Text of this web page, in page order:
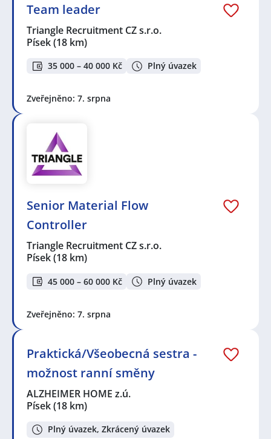
Team leader
Triangle Recruitment CZ s.r.o.
Písek(18 km)
35 000 – 40 000 Kč Plný úvazek
Zveřejněno: 7. srpna
Senior Material Flow
Controller
Triangle Recruitment CZ s.r.o.
Písek(18 km)
45 000 – 60 000 Kč Plný úvazek
Zveřejněno: 7. srpna
Praktická/Všeobecná sestra -
možnost ranní směny
ALZHEIMER HOME z.ú.
Písek(18 km)
Plný úvazek, Zkrácený úvazek